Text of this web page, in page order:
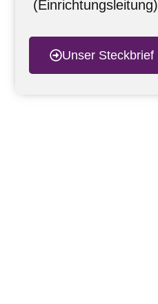
(Einrichtungsleitung)
Unser Steckbrief